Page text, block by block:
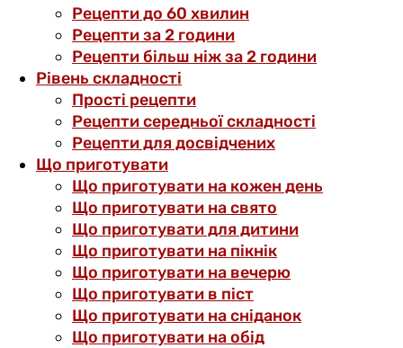
Рецепти до 60 хвилин
Рецепти за 2 години
Рецепти більш ніж за 2 години
Рівень складності
Прості рецепти
Рецепти середньої складності
Рецепти для досвідчених
Що приготувати
Що приготувати на кожен день
Що приготувати на свято
Що приготувати для дитини
Що приготувати на пікнік
Що приготувати на вечерю
Що приготувати в піст
Що приготувати на сніданок
Що приготувати на обід